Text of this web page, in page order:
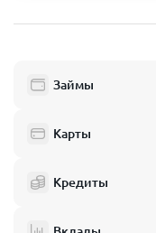
Лебедянь
Займы
Карты
Кредиты